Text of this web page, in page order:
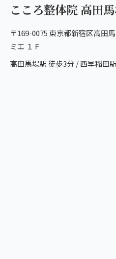
こころ整体院 高田
〒169-0075 東京都新宿区高田
ミエ １Ｆ
高田馬場駅 徒歩3分 / 西早稲田